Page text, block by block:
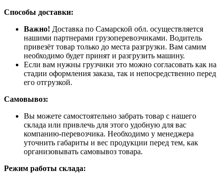
Способы доставки:
Важно! Доставка по Самарской обл. осуществляется
нашими партнерами грузоперевозчиками. Водитель
привезёт товар только до места разгрузки. Вам самим
необходимо будет принят и разгрузить машину.
Если вам нужны грузчики это можно согласовать как на
стадии оформления заказа, так и непосредственно перед
его отгрузкой.
Самовывоз:
Вы можете самостоятельно забрать товар с нашего
склада или привлечь для этого удобную для вас
компанию-перевозчика. Необходимо у менеджера
уточнить габариты и вес продукции перед тем, как
организовывать самовывоз товара.
Режим работы склада: